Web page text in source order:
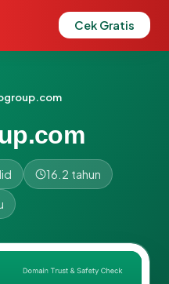
Cek Gratis
16.2 tahun